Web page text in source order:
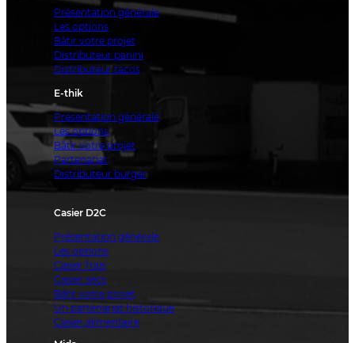
Présentation générale
Les options
Bâtir votre projet
Distributeur panini
Distributeur tacos
E-thik
Présentation générale
Les options
Bâtir votre projet
Partenariat
Distributeur burger
Casier D2C
Présentation générale
Les options
Casier frais
Casier secs
Bâtir votre projet
Un partenariat historique
Casier alimentaire